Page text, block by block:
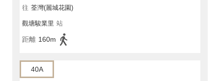
往 荃灣(麗城花園)
觀塘駿業里 站
距離 160m
40A